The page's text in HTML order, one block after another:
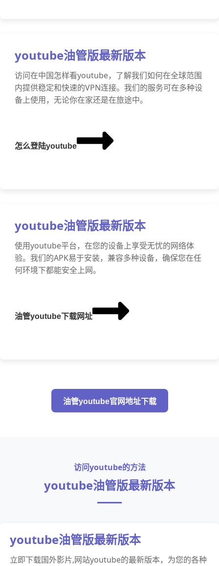
youtube油管版最新版本
访问在中国怎样看youtube，了解我们如何在全球范围
内提供稳定和快速的VPN连接。我们的服务可在多种设
备上使用，无论你在家还是在旅途中。
怎么登陆youtube
youtube油管版最新版本
使用youtube平台，在您的设备上享受无忧的网络体
验。我们的APK易于安装，兼容多种设备，确保您在任
何环境下都能安全上网。
油管youtube下载网址
油管youtube官网地址下载
访问youtube的方法
youtube油管版最新版本
youtube油管版最新版本
立即下载国外影片,网站youtube的最新版本，为您的各种